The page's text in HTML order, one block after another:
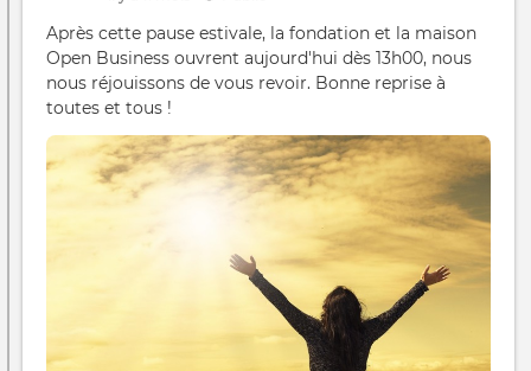
Après cette pause estivale, la fondation et la maison
Open Business ouvrent aujourd'hui dès 13h00, nous
nous réjouissons de vous revoir. Bonne reprise à
toutes et tous !